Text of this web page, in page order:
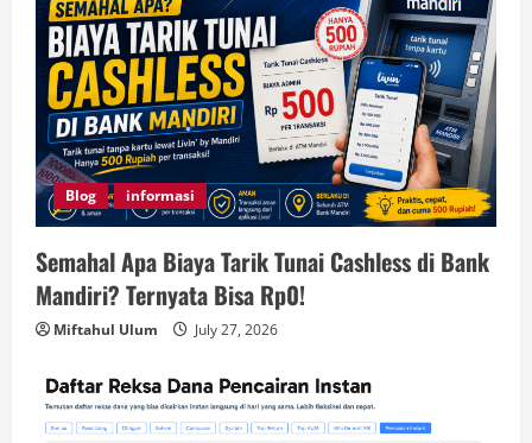
Blog informasi
Semahal Apa Biaya Tarik Tunai Cashless di Bank
Mandiri? Ternyata Bisa Rp0!
Miftahul Ulum July 27, 2026